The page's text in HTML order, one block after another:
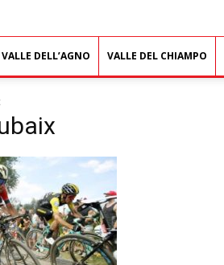
VALLE DELL’AGNO VALLE DEL CHIAMPO